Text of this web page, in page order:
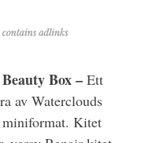
Box – Ett
av Waterclouds
miniformat. Kitet